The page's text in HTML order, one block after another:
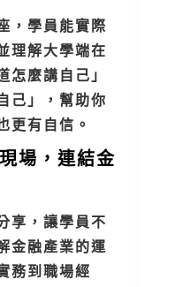
，學員能實際
理解大學端在
怎麼講自己」
己」，幫助你
更有自信。
場，連結金
享，讓學員不
金融產業的運
務到職場經